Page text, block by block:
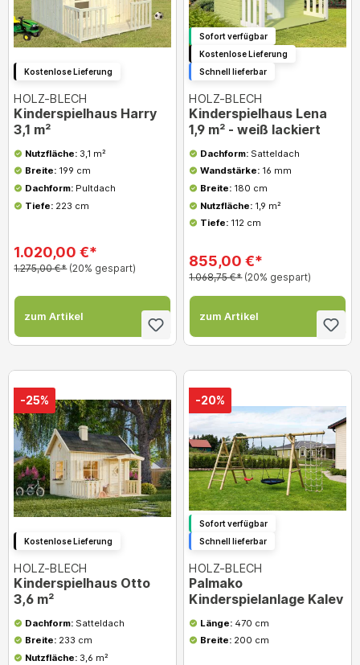
Kostenlose Lieferung
HOLZ-BLECH
Kinderspielhaus Harry
3,1 m²
Nutzfläche:3,1 m²
Breite:199 cm
Dachform:Pultdach
Tiefe:223 cm
1.020,00 €*
1.275,00 €* (20% gespart)
zum Artikel
Sofort verfügbar
Kostenlose Lieferung
Schnell lieferbar
HOLZ-BLECH
Kinderspielhaus Lena
1,9 m² - weiß lackiert
Dachform:Satteldach
Wandstärke:16 mm
Breite:180 cm
Nutzfläche:1,9 m²
Tiefe:112 cm
855,00 €*
1.068,75 €* (20% gespart)
zum Artikel
-25%
Kostenlose Lieferung
HOLZ-BLECH
Kinderspielhaus Otto
3,6 m²
Dachform:Satteldach
Breite:233 cm
Nutzfläche:3,6 m²
-20%
Sofort verfügbar
Schnell lieferbar
HOLZ-BLECH
Palmako
Kinderspielanlage Kalev
Länge:470 cm
Breite:200 cm